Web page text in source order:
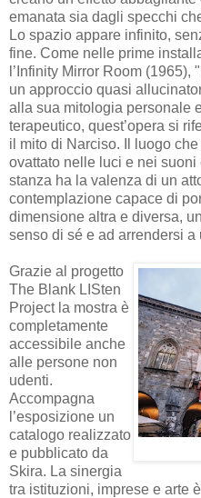
emanata sia dagli specchi
Lo spazio appare infinito,
fine. Come nelle prime
l’Infinity Mirror Room
un approccio quasi
alla sua mitologia personale
terapeutico, quest’opera si
il mito di Narciso. Il luogo
ovattato nelle luci e nei suoni
stanza ha la valenza di un
contemplazione capace di
dimensione altra e diversa,
senso di sé e ad arrendersi
Grazie al progetto
The Blank LISten
Project la mostra è
completamente
accessibile anche
alle persone non
udenti.
Accompagna
l’esposizione un
catalogo realizzato
e pubblicato da
Skira. La sinergia
tra istituzioni, imprese e arte